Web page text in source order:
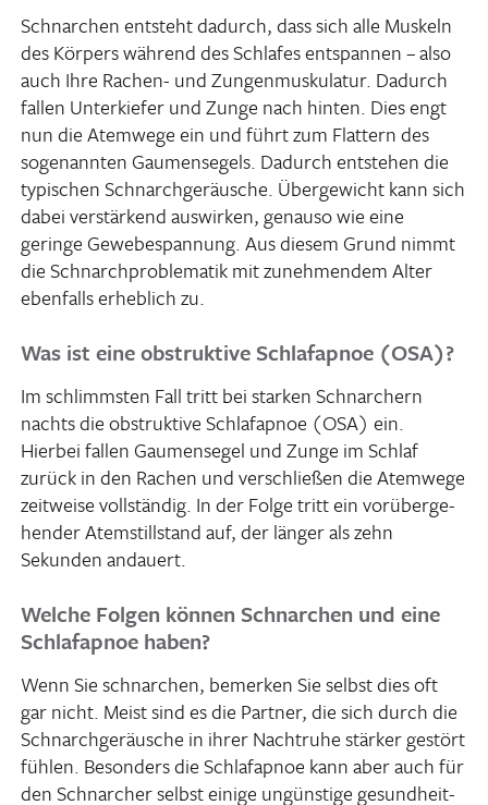
Schnar­chen entsteht dadurch, dass sich alle Muskeln
des Körpers während des Schlafes entspannen – also
auch Ihre Rachen- und Zungen­mus­ku­latur. Dadurch
fallen Unter­kiefer und Zunge nach hinten. Dies engt
nun die Atem­wege ein und führt zum Flat­tern des
soge­nannten Gaumen­se­gels. Dadurch entstehen die
typi­schen Schnarch­ge­räu­sche. Über­ge­wicht kann sich
dabei verstär­kend auswirken, genauso wie eine
geringe Gewe­be­span­nung. Aus diesem Grund nimmt
die Schnarch­pro­ble­matik mit zuneh­mendem Alter
eben­falls erheb­lich zu.
Was ist eine obstruktive Schlafapnoe (OSA)?
Im schlimmsten Fall tritt bei starken Schnar­chern
nachts die obstruk­tive Schlaf­apnoe (OSA) ein.
Hierbei fallen Gaumen­segel und Zunge im Schlaf
zurück in den Rachen und verschließen die Atem­wege
zeit­weise voll­ständig. In der Folge tritt ein vorüber­ge­
hender Atem­still­stand auf, der länger als zehn
Sekunden andauert.
Welche Folgen können Schnarchen und eine
Schlafapnoe haben?
Wenn Sie schnar­chen, bemerken Sie selbst dies oft
gar nicht. Meist sind es die Partner, die sich durch die
Schnarch­ge­räu­sche in ihrer Nacht­ruhe stärker gestört
fühlen. Beson­ders die Schlaf­apnoe kann aber auch für
den Schnar­cher selbst einige ungüns­tige gesund­heit­